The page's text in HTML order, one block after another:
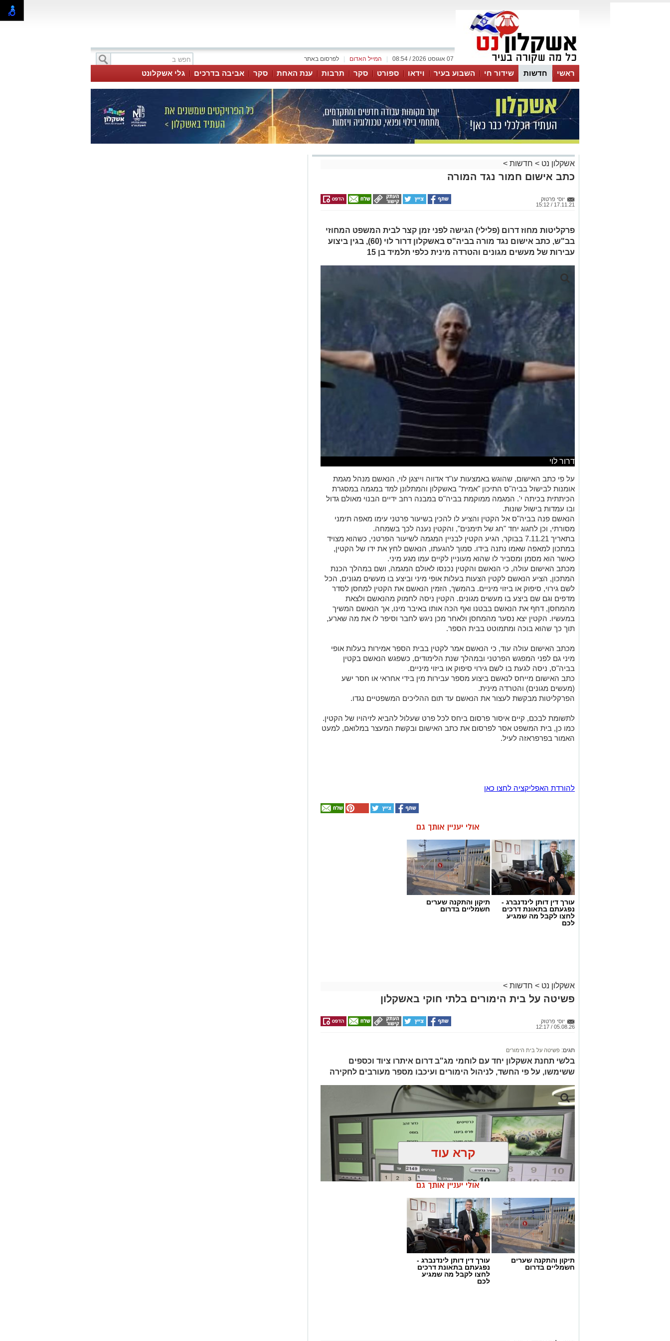
לפרסום באתר המייל האדום 07 אוגוסט 2026 / 08:54
ראשי חדשות שידור חי השבוע בעיר וידאו ספורט סקר תרבות ענת האחת סקר אביבה בדרכים גלי אשקלונט
אשקלון נט > חדשות >
כתב אישום חמור נגד המורה
יוסי פרטוק
17.11.21 / 15:12
פרקליטות מחוז דרום (פלילי) הגישה לפני זמן קצר לבית המשפט המחוזי
בב"ש, כתב אישום נגד מורה בביה"ס באשקלון דרור לוי (60), בגין ביצוע
עבירות של מעשים מגונים והטרדה מינית כלפי תלמיד בן 15
דרור לוי
על פי כתב האישום, שהוגש באמצעות עו"ד אדווה וייצגן לוי, הנאשם מנהל מגמת
אומנות לבישול בביה"ס התיכון "אמית" באשקלון והמתלונן למד במגמה במסגרת
הכיתתית בכיתה י'. המגמה ממוקמת בביה"ס במבנה רחב ידיים הבנוי מאולם גדול
ובו עמדות בישול שונות.
הנאשם פנה בביה"ס אל הקטין והציע לו להכין בשיעור פרטני עימו מאפה תימני
מסורתי, וכן לחגוג יחד "חג של תימנים", והקטין נענה לכך בשמחה.
בתאריך 7.11.21 בבוקר, הגיע הקטין לבניין המגמה לשיעור הפרטני, כשהוא מצויד
במתכון למאפה שאמו נתנה בידו. סמוך להגעתו, הנאשם לחץ את ידו של הקטין,
כאשר הוא מסמן ומסביר לו שהוא מעוניין לקיים עמו מגע מיני.
מכתב האישום עולה, כי הנאשם והקטין נכנסו לאולם המגמה, ושם במהלך הכנת
המתכון, הציע הנאשם לקטין הצעות בעלות אופי מיני וביצע בו מעשים מגונים, הכל
לשם גירוי, סיפוק או ביזוי מיניים. בהמשך, הזמין הנאשם את הקטין למחסן לסדר
מדפים וגם שם ביצע בו מעשים מגונים. הקטין ניסה לחמוק מהנאשם ולצאת
מהמחסן, דחף את הנאשם בבטנו ואף הכה אותו באיבר מינו, אך הנאשם המשיך
במעשיו. הקטין יצא נסער מהמחסן ולאחר מכן ניגש לחבר וסיפר לו את מה שארע,
תוך כך שהוא בוכה ומתמוטט בבית הספר.
מכתב האישום עולה עוד, כי הנאשם אמר לקטין בבית הספר אמירות בעלות אופי
מיני גם לפני המפגש הפרטני ובמהלך שנת הלימודים, כשפגש הנאשם בקטין
בביה"ס, ניסה לגעת בו לשם גירוי סיפוק או ביזוי מיניים.
כתב האישום מייחס לנאשם ביצוע מספר עבירות מין בידי אחראי או חסר ישע
(מעשים מגונים) והטרדה מינית.
הפרקליטות מבקשת לעצור את הנאשם עד תום ההליכים המשפטיים נגדו.
לתשומת לבכם, קיים איסור פרסום ביחס לכל פרט שעלול להביא לזיהויו של הקטין.
כמו כן, בית המשפט אסר לפרסום את כתב האישום ובקשת המעצר במלואם, למעט
האמור בפרפראזה לעיל.
להורדת האפליקציה לחצו כאן
אולי יעניין אותך גם
עורך דין דותן לינדנברג -
נפגעתם בתאונת דרכים
לחצו לקבל מה שמגיע
לכם
תיקון והתקנה שערים
חשמליים בדרום
אשקלון נט > חדשות >
פשיטה על בית הימורים בלתי חוקי באשקלון
יוסי פרטוק
05.08.26 / 12:17
תגים: פשיטה על בית הימורים
בלשי תחנת אשקלון יחד עם לוחמי מג"ב דרום איתרו ציוד וכספים
ששימשו, על פי החשד, לניהול הימורים ועיכבו מספר מעורבים לחקירה
קרא עוד
אולי יעניין אותך גם
תיקון והתקנה שערים
חשמליים בדרום
עורך דין דותן לינדנברג -
נפגעתם בתאונת דרכים
לחצו לקבל מה שמגיע
לכם